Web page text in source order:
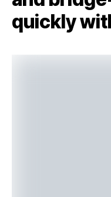
quickly